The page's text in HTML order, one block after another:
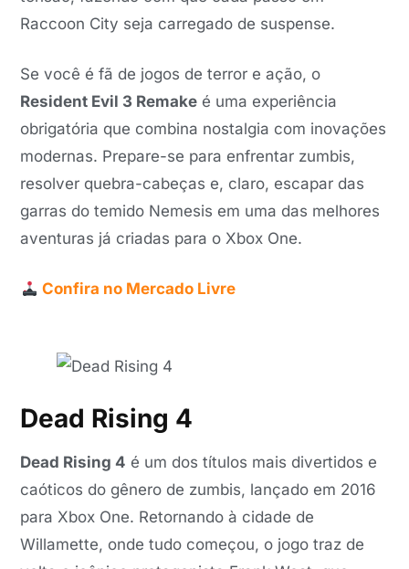
Raccoon City seja carregado de suspense.
Se você é fã de jogos de terror e ação, o
Resident Evil 3 Remake é uma experiência
obrigatória que combina nostalgia com inovações
modernas. Prepare-se para enfrentar zumbis,
resolver quebra-cabeças e, claro, escapar das
garras do temido Nemesis em uma das melhores
aventuras já criadas para o Xbox One.
Confira no Mercado Livre
Dead Rising 4
Dead Rising 4 é um dos títulos mais divertidos e
caóticos do gênero de zumbis, lançado em 2016
para Xbox One. Retornando à cidade de
Willamette, onde tudo começou, o jogo traz de